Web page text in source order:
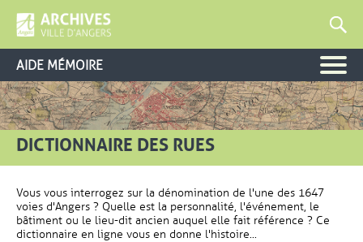
AIDE MÉMOIRE
DICTIONNAIRE DES RUES
Vous vous interrogez sur la dénomination de l'une des 1647
voies d'Angers ? Quelle est la personnalité, l'événement, le
bâtiment ou le lieu-dit ancien auquel elle fait référence ? Ce
dictionnaire en ligne vous en donne l'histoire...